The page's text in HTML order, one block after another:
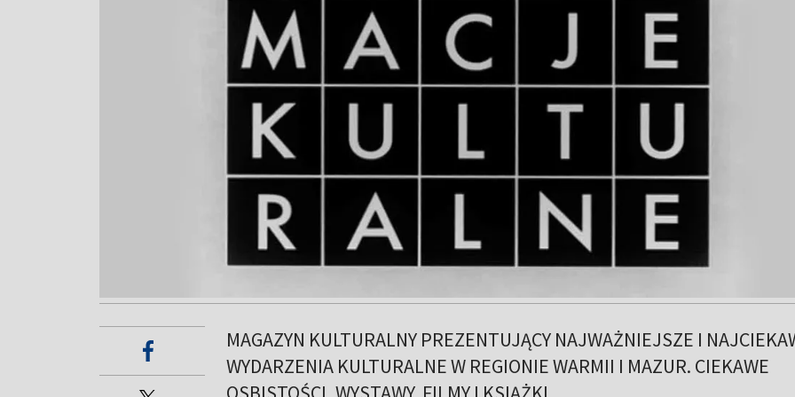
MAGAZYN KULTURALNY PREZENTUJĄCY NAJWAŻNIEJSZE I
WYDARZENIA KULTURALNE W REGIONIE WARMII I MAZUR. CIEKAWE